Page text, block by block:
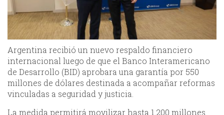
Argentina recibió un nuevo respaldo financiero
internacional luego de que el Banco Interamericano
de Desarrollo (BID) aprobara una garantía por 550
millones de dólares destinada a acompañar reformas
vinculadas a seguridad y justicia.
La medida permitirá movilizar hasta 1.200 millones